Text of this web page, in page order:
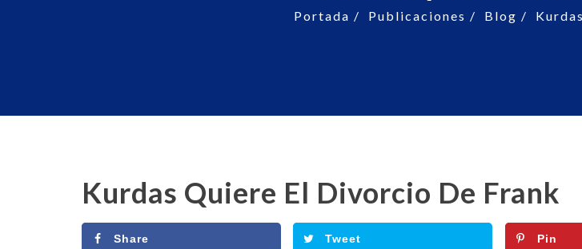
Portada / Publicaciones / Blog /
Kurdas Quiere El Divorcio De Frank
Share Tweet Pin